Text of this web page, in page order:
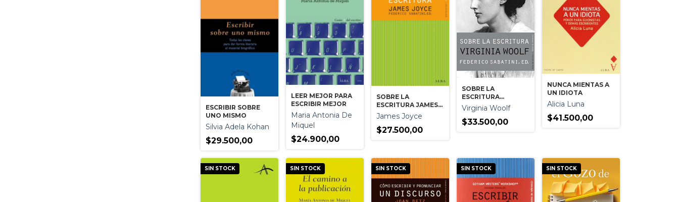
ESCRIBIR SOBRE
UNO MISMO
Silvia Adela Kohan
$29.500,00
LEER MEJOR PARA
ESCRIBIR MEJOR
Maria Antonia De
Miquel
$24.900,00
SOBRE LA
ESCRITURA JAMES
JOYCE
James Joyce
$27.500,00
SOBRE LA
ESCRITURA
VIRGINIA WOOLF
Virginia Woolf
$33.500,00
NUNCA MIENTAS A
UN IDIOTA
Alicia Luna
$41.500,00
SIN STOCK SIN STOCK SIN STOCK SIN STOCK SIN STOCK